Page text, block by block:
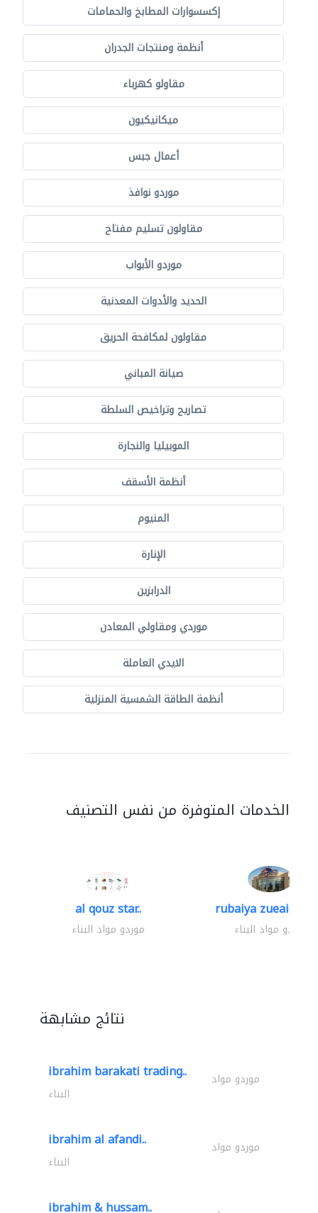
إكسسوارات المطابخ والحمامات
أنظمة ومنتجات الجدران
مقاولو كهرباء
ميكانيكيون
أعمال جبس
موردو نوافذ
مقاولون تسليم مفتاح
موردو الأبواب
الحديد والأدوات المعدنية
مقاولون لمكافحة الحريق
صيانة المباني
تصاريح وتراخيص السلطة
الموبيليا والنجارة
أنظمة الأسقف
المنيوم
الإنارة
الدرابزين
موردي ومقاولي المعادن
الايدي العاملة
أنظمة الطاقة الشمسية المنزلية
الخدمات المتوفرة من نفس التصنيف
al qouz star..
موردو مواد البناء
rubaiya zueaid
موردو مواد البناء
نتائج مشابهة
ibrahim barakati trading.. موردو مواد
البناء
ibrahim al afandi.. موردو مواد
البناء
ibrahim & hussam..